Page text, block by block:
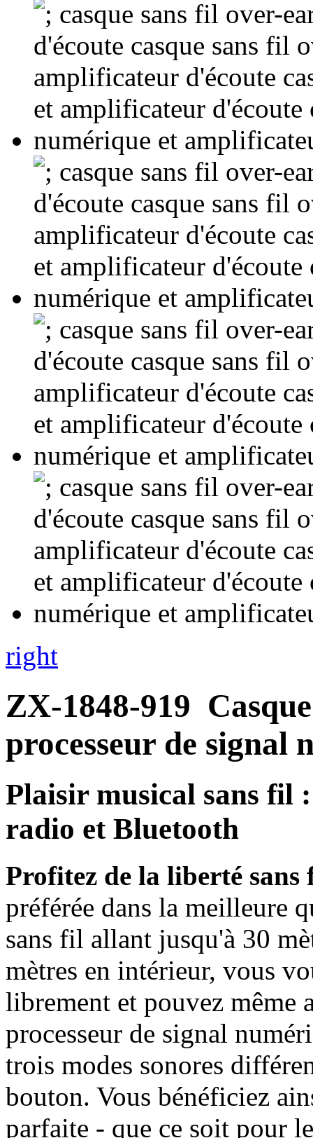
right
ZX-1848-919
processeur de signal
Plaisir musical sans fil
radio et Bluetooth
Profitez de la liberté sans
préférée dans la meilleure
sans fil allant jusqu'à 30
mètres en intérieur, vous
librement et pouvez même
processeur de signal
trois modes sonores
bouton. Vous bénéficiez
parfaite - que ce soit pour